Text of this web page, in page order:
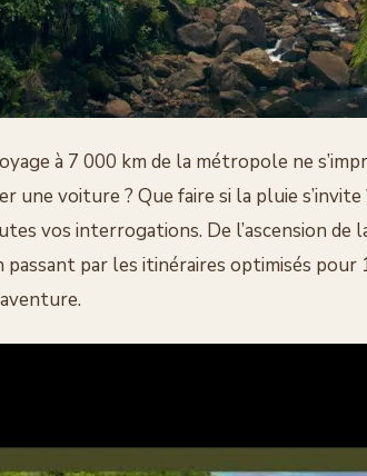
à 7 000 km de la métropole ne
une voiture ? Que faire si la pluie
vos interrogations. De l’ascension de
passant par les itinéraires optimisés